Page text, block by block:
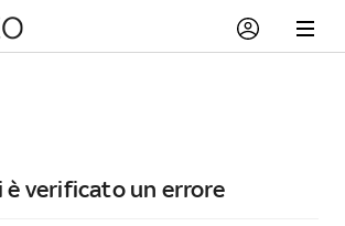
è verificato un errore